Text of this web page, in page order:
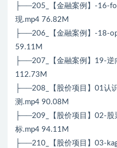
├──205_【金融案例】-16-
现.mp4 76.82M
├──206_【金融案例】-18-
59.11M
├──207_【金融案例】19-逆
112.73M
├──208_【股价项目】01认
测.mp4 90.08M
├──209_【股价项目】02-股
标.mp4 94.11M
├──210_【股价项目】03-